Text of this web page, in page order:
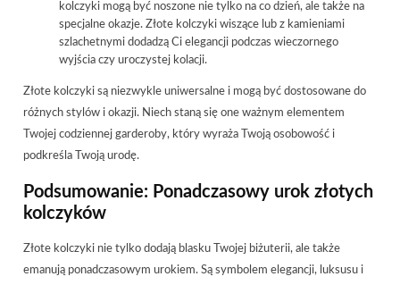
kolczyki mogą być noszone nie tylko na co dzień, ale także na
specjalne okazje. Złote kolczyki wiszące lub z kamieniami
szlachetnymi dodadzą Ci elegancji podczas wieczornego
wyjścia czy uroczystej kolacji.
Złote kolczyki są niezwykle uniwersalne i mogą być dostosowane do
różnych stylów i okazji. Niech staną się one ważnym elementem
Twojej codziennej garderoby, który wyraża Twoją osobowość i
podkreśla Twoją urodę.
Podsumowanie: Ponadczasowy urok złotych
kolczyków
Złote kolczyki nie tylko dodają blasku Twojej biżuterii, ale także
emanują ponadczasowym urokiem. Są symbolem elegancji, luksusu i